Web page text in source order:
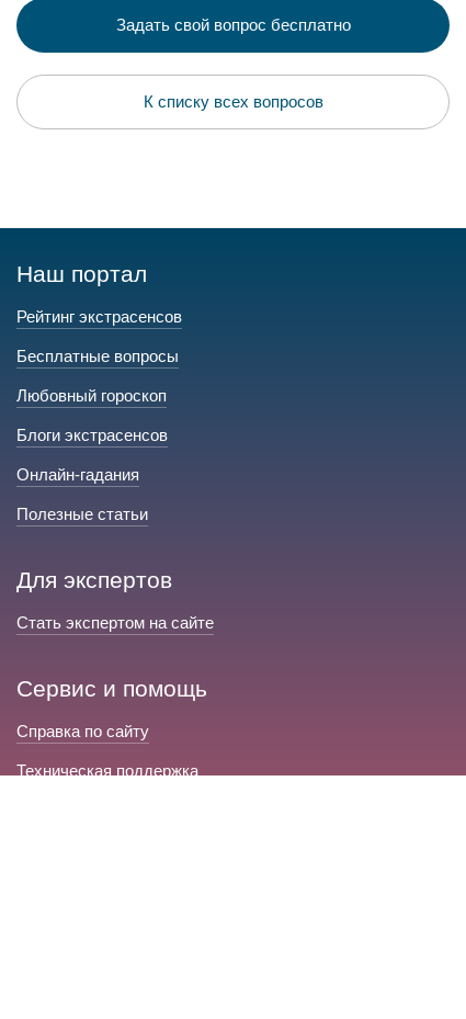
Задать свой вопрос бесплатно
К списку всех вопросов
Наш портал
Рейтинг экстрасенсов
Бесплатные вопросы
Любовный гороскоп
Блоги экстрасенсов
Онлайн-гадания
Полезные статьи
Для экспертов
Стать экспертом на сайте
Сервис и помощь
Справка по сайту
Техническая поддержка